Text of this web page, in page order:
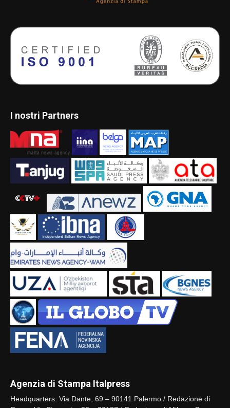
I nostri Partners
Agenzia di Stampa Italpress
Headquarters: Via Dante, 69 – 90141 Palermo / Redazione di